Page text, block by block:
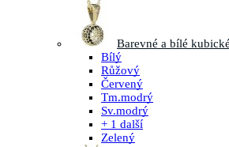
Barevné a bílé
Bílý
Růžový
Červený
Tm.modrý
Sv.modrý
+ 1 další
Zelený